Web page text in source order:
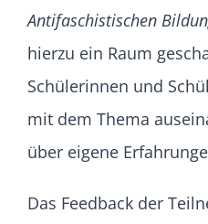
Antifaschistischen
hierzu ein Raum
Schülerinnen und
mit dem Thema
über eigene
Das Feedback der